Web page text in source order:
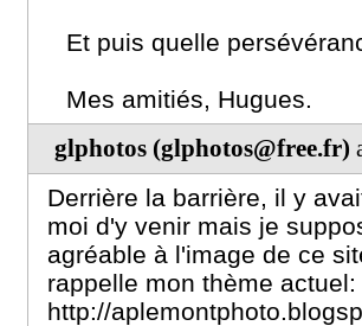
Et puis quelle
Mes amitiés, Hugues.
glphotos (glphotos@free.fr)
Derrière la barrière, il y
moi d'y venir mais je
agréable à l'image de ce
rappelle mon thème actuel:
http://